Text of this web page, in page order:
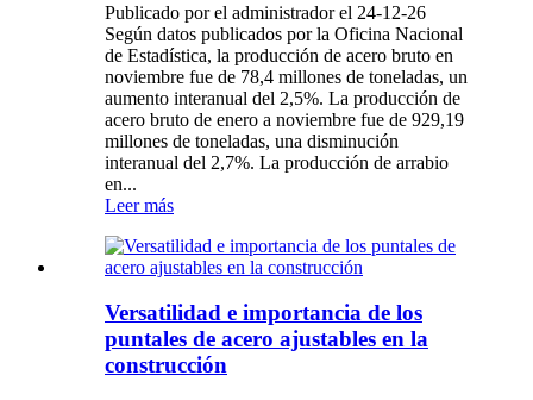
Publicado por el administrador el 24-12-26
Según datos publicados por la Oficina Nacional
de Estadística, la producción de acero bruto en
noviembre fue de 78,4 millones de toneladas, un
aumento interanual del 2,5%. La producción de
acero bruto de enero a noviembre fue de 929,19
millones de toneladas, una disminución
interanual del 2,7%. La producción de arrabio
en...
Leer más
Versatilidad e importancia de los
puntales de acero ajustables en la
construcción